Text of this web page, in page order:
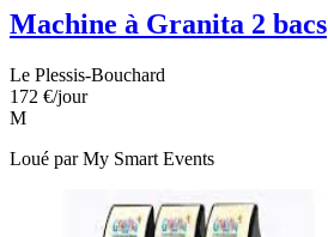
Machine à Granita 2 bacs
Le Plessis-Bouchard
172 €/jour
M
Loué parMy Smart Events